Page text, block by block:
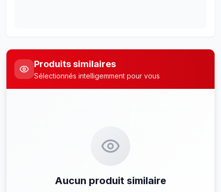
Produits similaires
Sélectionnés intelligemment pour vous
Aucun produit similaire